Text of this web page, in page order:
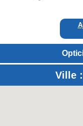
Ville :